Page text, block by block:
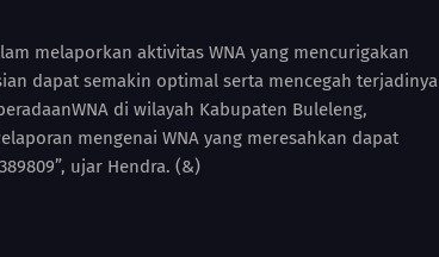
melaporkan aktivitas WNA yang mencurigakan
dapat semakin optimal serta mencegah terjadinya
di wilayah Kabupaten Buleleng,
mengenai WNA yang meresahkan dapat
ujar Hendra. (&)